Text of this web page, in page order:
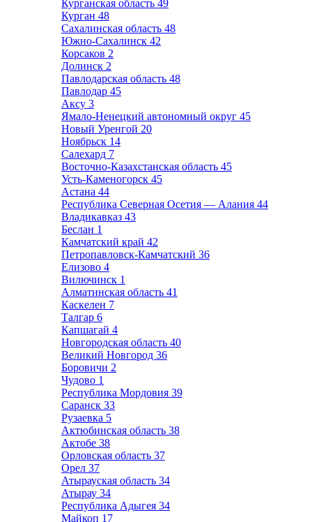
Курганская область 49
Курган 48
Сахалинская область 48
Южно-Сахалинск 42
Корсаков 2
Долинск 2
Павлодарская область 48
Павлодар 45
Аксу 3
Ямало-Ненецкий автономный округ 45
Новый Уренгой 20
Ноябрьск 14
Салехард 7
Восточно-Казахстанская область 45
Усть-Каменогорск 45
Астана 44
Республика Северная Осетия — Алания 44
Владикавказ 43
Беслан 1
Камчатский край 42
Петропавловск-Камчатский 36
Елизово 4
Вилючинск 1
Алматинская область 41
Каскелен 7
Талгар 6
Капшагай 4
Новгородская область 40
Великий Новгород 36
Боровичи 2
Чудово 1
Республика Мордовия 39
Саранск 33
Рузаевка 5
Актюбинская область 38
Актобе 38
Орловская область 37
Орел 37
Атырауская область 34
Атырау 34
Республика Адыгея 34
Майкоп 17